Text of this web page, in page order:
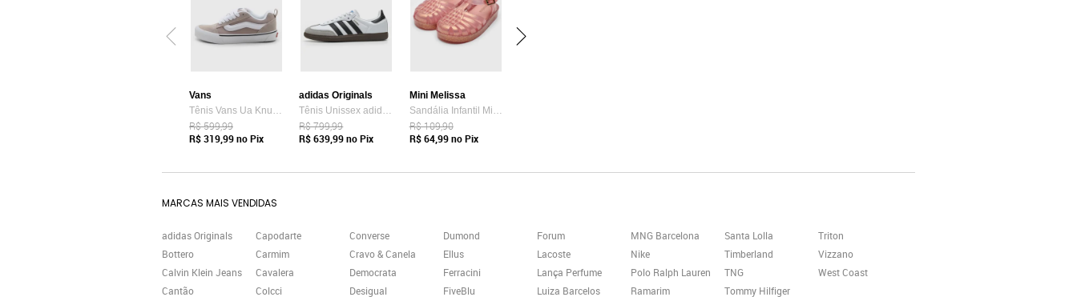
Vans
Tênis Vans Ua Knu Skool Bege
R$ 599,99
R$ 319,99no Pix
adidas Originals
Tênis Unissex adidas Originals Samba OG Branco
R$ 799,99
R$ 639,99no Pix
Mini Melissa
Sandália Infantil Mini Melissa Possession Shiny B Rosê
R$ 109,90
R$ 64,99no Pix
MARCAS MAIS VENDIDAS
adidas Originals
Bottero
Calvin Klein Jeans
Cantão
Capodarte
Carmim
Cavalera
Colcci
Converse
Cravo & Canela
Democrata
Desigual
Dumond
Ellus
Ferracini
FiveBlu
Forum
Lacoste
Lança Perfume
Luiza Barcelos
MNG Barcelona
Nike
Polo Ralph Lauren
Ramarim
Santa Lolla
Timberland
TNG
Tommy Hilfiger
Triton
Vizzano
West Coast